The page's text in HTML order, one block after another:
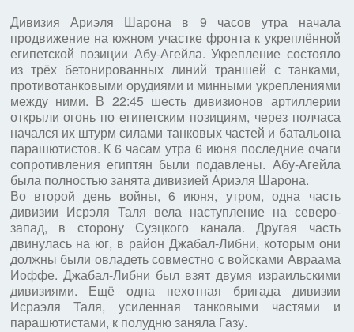
Дивизия Ариэля Шарона в 9 часов утра начала
продвижение на южном участке фронта к укреплённой
египетской позиции Абу-Агейла. Укрепление состояло
из трёх бетонированных линий траншей с танками,
противотанковыми орудиями и минными укреплениями
между ними. В 22:45 шесть дивизионов артиллерии
открыли огонь по египетским позициям, через полчаса
начался их штурм силами танковых частей и батальона
парашютистов. К 6 часам утра 6 июня последние очаги
сопротивления египтян были подавлены. Абу-Агейла
была полностью занята дивизией Ариэля Шарона.
Во второй день войны, 6 июня, утром, одна часть
дивизии Исрэля Таля вела наступление на северо-
запад, в сторону Суэцкого канала. Другая часть
двинулась на юг, в район Джабал-Либни, которым они
должны были овладеть совместно с войсками Авраама
Иоффе. Джабал-Либни был взят двумя израильскими
дивизиями. Ещё одна пехотная бригада дивизии
Исраэля Таля, усиленная танковыми частями и
парашютистами, к полудню заняла Газу.